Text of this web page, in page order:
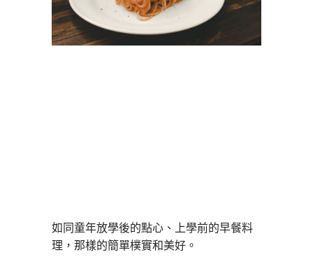
如同童年放學後的點心、上學前的早餐料
理，那樣的簡單樸實和美好。